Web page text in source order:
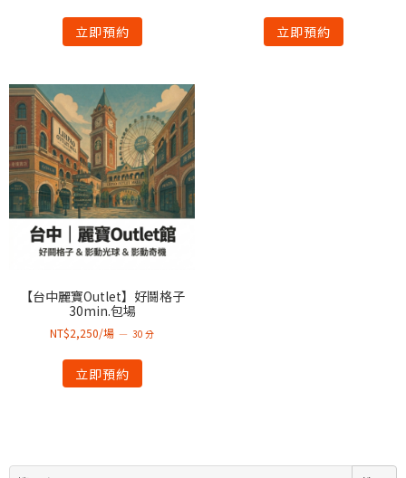
立即預約 立即預約
【台中麗寶Outlet】好鬪格子
30min.包場
NT$2,250/場 30 分
立即預約